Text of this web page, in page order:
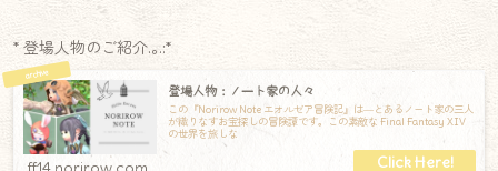
* 登場人物のご紹介.｡.:*
登場人物：ノート家の人々
この『Norirow Note エオルゼア冒険記』は―とあるノート家の三人
が織りなすお宝探しの冒険譚です。この素敵な Final Fantasy XIV
の世界を旅しな